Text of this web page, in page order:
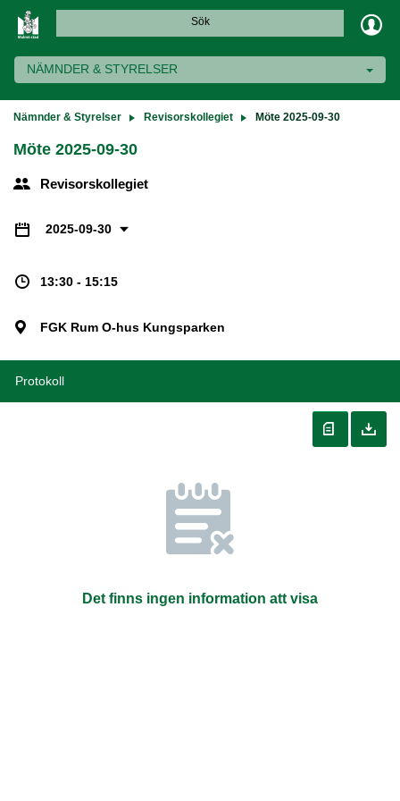
Sök
NÄMNDER & STYRELSER
Nämnder & Styrelser Revisorskollegiet Möte 2025-09-30
Möte 2025-09-30
Revisorskollegiet
2025-09-30
13:30 - 15:15
FGK Rum O-hus Kungsparken
Protokoll
Det finns ingen information att visa